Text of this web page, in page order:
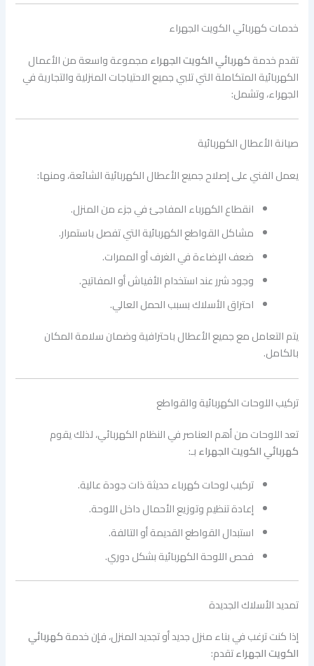
خدمات كهربائي الكويت الجهراء
تقدم خدمةكهربائي الكويت الجهراءمجموعة واسعة من الأعمال
الكهربائية المتكاملة التي تلبي جميع الاحتياجات المنزلية والتجارية في
الجهراء، وتشمل:
صيانة الأعطال الكهربائية
يعمل الفني على إصلاح جميع الأعطال الكهربائية الشائعة، ومنها:
انقطاع الكهرباء المفاجئ في جزء من المنزل.
مشاكل القواطع الكهربائية التي تفصل باستمرار.
ضعف الإضاءة في الغرف أو الممرات.
وجود شرر عند استخدام الأفياش أو المفاتيح.
احتراق الأسلاك بسبب الحمل العالي.
يتم التعامل مع جميع الأعطال باحترافية وضمان سلامة المكان
بالكامل.
تركيب اللوحات الكهربائية والقواطع
تعد اللوحات من أهم العناصر في النظام الكهربائي، لذلك يقوم
كهربائي الكويت الجهراءبـ:
تركيب لوحات كهرباء حديثة ذات جودة عالية.
إعادة تنظيم وتوزيع الأحمال داخل اللوحة.
استبدال القواطع القديمة أو التالفة.
فحص اللوحة الكهربائية بشكل دوري.
تمديد الأسلاك الجديدة
إذا كنت ترغب في بناء منزل جديد أو تجديد المنزل، فإن خدمةكهربائي
الكويت الجهراءتقدم: